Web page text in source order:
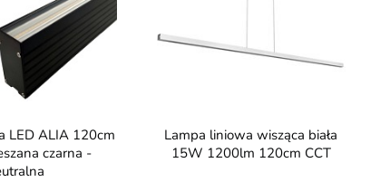
czarna -
Lampa liniowa wisząca biała
15W 1200lm 120cm CCT